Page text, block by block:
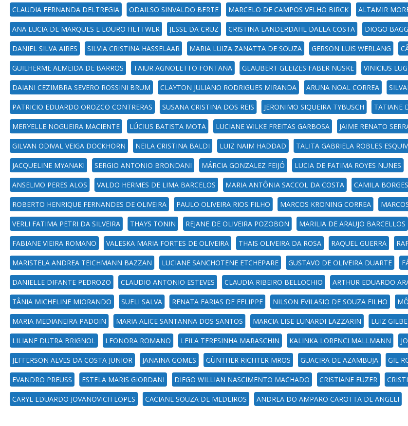
CLAUDIA FERNANDA DELTREGIA ODAILSO SINVALDO BERTE MARCELO DE CAMPOS VELHO BIRCK ALTAMIR
ANA LUCIA DE MARQUES E LOURO HETTWER JESSE DA CRUZ CRISTINA LANDERDAHL DALLA COSTA DIOGO
DANIEL SILVA AIRES SILVIA CRISTINA HASSELAAR MARIA LUIZA ZANATTA DE SOUZA GERSON LUIS WERLANG
GUILHERME ALMEIDA DE BARROS TAIUR AGNOLETTO FONTANA GLAUBERT GLEIZES FABER NUSKE VINICIUS
DAIANI CEZIMBRA SEVERO ROSSINI BRUM CLAYTON JULIANO RODRIGUES MIRANDA ARUNA NOAL CORREA
PATRICIO EDUARDO OROZCO CONTRERAS SUSANA CRISTINA DOS REIS JERONIMO SIQUEIRA TYBUSCH TATIANE
MERYELLE NOGUEIRA MACIENTE LÚCIUS BATISTA MOTA LUCIANE WILKE FREITAS GARBOSA JAIME RENATO
GILVAN ODIVAL VEIGA DOCKHORN NEILA CRISTINA BALDI LUIZ NAIM HADDAD TALITA GABRIELA ROBLES
JACQUELINE MYANAKI SERGIO ANTONIO BRONDANI MÁRCIA GONZALEZ FEIJÓ LUCIA DE FATIMA ROYES NUNES
ANSELMO PERES ALOS VALDO HERMES DE LIMA BARCELOS MARIA ANTÔNIA SACCOL DA COSTA CAMILA
ROBERTO HENRIQUE FERNANDES DE OLIVEIRA PAULO OLIVEIRA RIOS FILHO MARCOS KRONING CORREA
VERLI FATIMA PETRI DA SILVEIRA THAYS TONIN REJANE DE OLIVEIRA POZOBON MARILIA DE ARAUJO BARCELLOS
FABIANE VIEIRA ROMANO VALESKA MARIA FORTES DE OLIVEIRA THAIS OLIVEIRA DA ROSA RAQUEL GUERRA
MARISTELA ANDREA TEICHMANN BAZZAN LUCIANE SANCHOTENE ETCHEPARE GUSTAVO DE OLIVEIRA DUARTE
DANIELLE DIFANTE PEDROZO CLAUDIO ANTONIO ESTEVES CLAUDIA RIBEIRO BELLOCHIO ARTHUR EDUARDO
TÂNIA MICHELINE MIORANDO SUELI SALVA RENATA FARIAS DE FELIPPE NILSON EVILASIO DE SOUZA FILHO
MARIA MEDIANEIRA PADOIN MARIA ALICE SANTANNA DOS SANTOS MARCIA LISE LUNARDI LAZZARIN LUIZ
LILIANE DUTRA BRIGNOL LEONORA ROMANO LEILA TERESINHA MARASCHIN KALINKA LORENCI MALLMANN
JEFFERSON ALVES DA COSTA JUNIOR JANAINA GOMES GÜNTHER RICHTER MROS GUACIRA DE AZAMBUJA GIL
EVANDRO PREUSS ESTELA MARIS GIORDANI DIEGO WILLIAN NASCIMENTO MACHADO CRISTIANE FUZER
CARYL EDUARDO JOVANOVICH LOPES CACIANE SOUZA DE MEDEIROS ANDREA DO AMPARO CAROTTA DE ANGELI